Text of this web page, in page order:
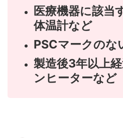
医療機器に該当
体温計など
PSCマークのな
製造後3年以上
ンヒーターなど